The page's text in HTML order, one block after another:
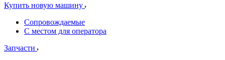
Купить новую машину
Сопровождаемые
С местом для оператора
Запчасти